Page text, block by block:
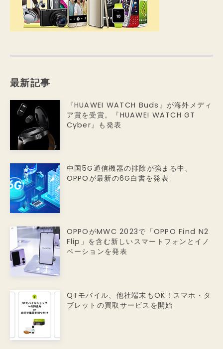
最新記事
『HUAWEI WATCH Buds』が海外メディ
ア賞を受賞。『HUAWEI WATCH GT
Cyber』も発表
中国5G通信機器の排除が強まる中、
OPPOが最新の6G白書を発表
OPPOがMWC 2023で「OPPO Find N2
Flip」を含む新しいスマートフォンとイノ
ベーションを発表
QTモバイル、他社端末もOK！スマホ・タ
ブレットの買取サービスを開始